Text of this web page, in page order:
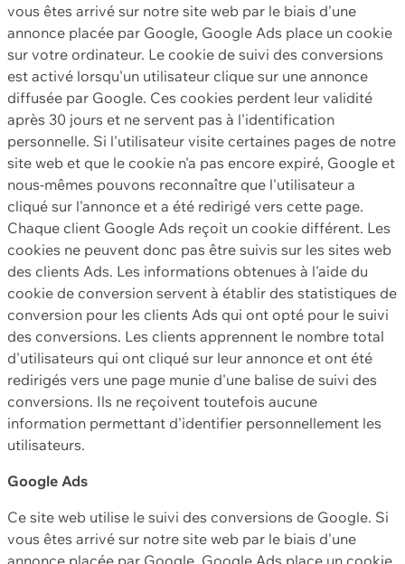
vous êtes arrivé sur notre site web par le biais d'une
annonce placée par Google, Google Ads place un cookie
sur votre ordinateur. Le cookie de suivi des conversions
est activé lorsqu'un utilisateur clique sur une annonce
diffusée par Google. Ces cookies perdent leur validité
après 30 jours et ne servent pas à l'identification
personnelle. Si l'utilisateur visite certaines pages de notre
site web et que le cookie n'a pas encore expiré, Google et
nous-mêmes pouvons reconnaître que l'utilisateur a
cliqué sur l'annonce et a été redirigé vers cette page.
Chaque client Google Ads reçoit un cookie différent. Les
cookies ne peuvent donc pas être suivis sur les sites web
des clients Ads. Les informations obtenues à l'aide du
cookie de conversion servent à établir des statistiques de
conversion pour les clients Ads qui ont opté pour le suivi
des conversions. Les clients apprennent le nombre total
d'utilisateurs qui ont cliqué sur leur annonce et ont été
redirigés vers une page munie d'une balise de suivi des
conversions. Ils ne reçoivent toutefois aucune
information permettant d'identifier personnellement les
utilisateurs.
Google Ads
Ce site web utilise le suivi des conversions de Google. Si
vous êtes arrivé sur notre site web par le biais d'une